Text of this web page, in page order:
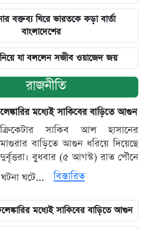
বক্তব্য ঘিরে ভারতকে কড়া বার্তা
বাংলাদেশের
যা বললেন সজীব ওয়াজেদ জয়
রাজনীতি
মধ্যেই সাকিবের বাড়িতে আগুন
ক্রিকেটার সাকিব আল হাসানের
মাগুরার বাড়িতে আগুন ধরিয়ে দিয়েছে
দুর্বৃত্তরা। বুধবার (৫ আগস্ট) রাত পৌনে
ঘটে...
বিস্তারিত
মধ্যেই সাকিবের বাড়িতে আগুন